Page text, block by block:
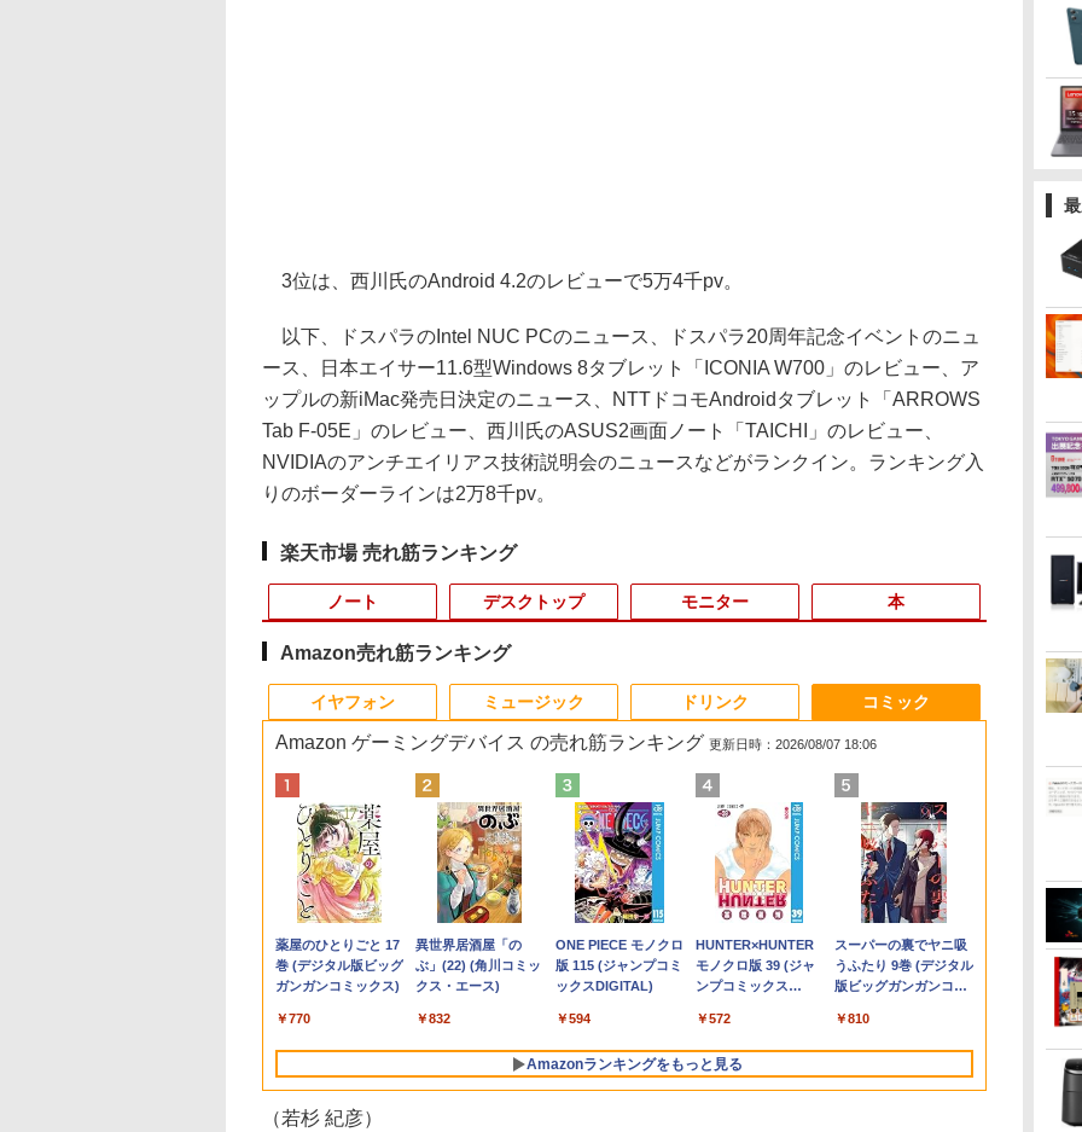
3位は、西川氏のAndroid 4.2のレビューで5万4千pv。
以下、ドスパラのIntel NUC PCのニュース、ドスパラ20周年記念イベントのニュ
ース、日本エイサー11.6型Windows 8タブレット「ICONIA W700」のレビュー、ア
ップルの新iMac発売日決定のニュース、NTTドコモAndroidタブレット「ARROWS
Tab F-05E」のレビュー、西川氏のASUS2画面ノート「TAICHI」のレビュー、
NVIDIAのアンチエイリアス技術説明会のニュースなどがランクイン。ランキング入
りのボーダーラインは2万8千pv。
楽天市場 売れ筋ランキング
ノート
1
【即納】中古ノートパ
ソコン windows11
office付き 東芝 PB55
Intel 第6世代Core i3 初
心者向け メモリ4GB
SSD128GB 15.6インチ
HD テンキー付き ノー
トPC 日本語キーボー
ド コスパ
￥10,800
2
【大特価】中古 NEC
VersaPro VKM44X-A
PC-VKM44XZGA Core
i5 1145G7 第11世代
CPU メモリ8GB
SSD240GB 15インチ
HD Windows11Home
DVD 1年保証 レビュー
特典：WPS Office Bラ
ソコン エヌイーシー 中
古パソコン
￥19,800
3
ノートパソコン14イン
チ 極軽量約965g 富士
通 LIFEBOOK U748 高
性能第7世代Core i5-
リ最大16GB SSD1TB
薄い軽い FHD液晶
type-C WIFI
Bluetooth 中古ノート
5GWIFI Bluetooth最新
MicrosoftOffice2024
￥16,500
4
中古美品 15.6インチ
Fujitsu LIFEBOOK
A5510/D / Windows11/
超高性能 第10世代
爆速256GB-SSD/ カメ
ラ/ 無線Wi-Fi6/ Office
付き/ Win11【中古ノー
トパソコン 中古パソコ
無料 あす楽対応 即日
発送（Windows10も
【マラソン限定
30%OFF】中古 DELL
Inspiron 3501 P90F
Core i3 1005G1 第10
世代CPU メモリ12GB
SSD480GB 15インチ
フルHD Windows11
Home WEBカメラ 無
線LAN テンキー 1年保
ン ノートパソコン デ
￥39,800
最新OS対応
最大180日保
i3 第8世代｜
トパソコン
Windows11
｜中古ノー
15.6 テンキ
Microsoft
｜ノートパソ
Windows11
デスクトップ
1
中古パソコン | NEC |
Mate MKM30B-4 |
Windows11 | デスクト
ップ | 一年保証 | 第8世
代 | Core i5 8500
3.0(〜最大4.1)GHz |
MEM:8GB |
SSD:512GB(新品) |
DVD-ROM | 無線LAN:
￥18,000
2
富士通 ★中古パソコ
ン・Aランク
★FMVD38001
[ESPRIMO D588/T(i5-
8500 8GB SSD500GB
Win10Pro64)]
￥21,280
3
【★最大100%ポイン
ト】【新生活応援・
2026】【Office 2019
H&B】HP デスクトップ
ト/第8世代 Core i7/メモ
リ:8GB/16GB/32GB/SSD:256GB/512GB/1TB/DVD/USB
3.0/Wifi/無線キーボード
&マウス/USBメモ
ソコン/ ディスプレイ
￥49,800
4
「3500U/4300Uより速
い」 NiPoGi ミニpc
Ryzen Embedded
R2544初登場
可 mini pc
Windows11 Pro 動作
より高速 4K×3画面出
力 ミニパソコン
小型pc 豊富な端子
Type-C USB3.2 有線
★office搭載＼2年保証
／ minipc ミニPC デス
クトップパソコン パソ
コン 新品 Office付き
インテル Core i3-
2350M~i5-13500H i7-
10870H Windows11
SSD 256GB~1TB メモ
リ 8~16GB デスクトッ
ク 026
￥46,980
ス】GMKtec
AMD Ryzen
6コア12スレ
MAX5.0GHz
32GB/最大
Radeon
M.2 2280
LAN*2
pc
3画面出力
モニター
1
LED ライティングボー
ド 手書き 看板
60x80cm 結婚式 ウェ
ルカムボード カフェ
店頭ディスプレイ マー
カー付属 強化ガラス
光る パネル看板 メニ
ュー 案内板(1年保証
付)
￥6,500
2
【マラソンセール期間
中ポイント5倍】中古
モニター 23.8インチ
フルHD IPSパネル ノ
ングレア BenQ
GW2480 HDMI
DisplayPort VGA スピ
ーカー内蔵 ケーブル付
き 動作確認済み 30日
￥7,980
3
液晶モニター PCディ
スプレイ 23.8 24イン
チ 144Hz 1ms IPS フ
ルHD ノングレア 非光
HDMI VGA スピーカー
内蔵 ヘッドホン端子
VESA対応 テレワーク
在宅勤務 法人向け オ
￥9,999
4
モバイルモニター 15.6
インチ InnoView モバ
イルディスプレイ 自立
型 1920*1080 FHD ポー
パネル 薄型 軽量 持ち運
び 壁掛けに対応
Switch/PS3/PS4/PS5/Xbox
One/PC/スマ
HDMI対応【選べる種
類】タッチ/ケース付
DELL デル E2417H
LED液晶モニター 23.8
インチワイド ブラック
1920×1080 （フル
HD） 16:9 IPSパネル
LEDバックライト付 非
光沢 ノングレア 液晶
ディスプレイ ディスプ
レイポート VGA【中
￥5,300
ー 新品 フル
Series 3 Pro
21.45インチ
ー IPS 21.5
VESA 100Hz
HDMI VGA
Switch 3年
本
1
はじめての世界名作え
ほん あかいえほんの
おうち（1～40巻）
（0） [ 中脇 初枝 ]
￥26,400
2
漫画 いしぶみ 原爆
が落ちてくるとき、ぼ
くらは空を見ていた
（一般書 511） [ 広島
テレビ放送編『いしぶ
み』 ]
￥1,650
3
日本創世史
￥2,728
4
JAFルートマップ全日
本2026拡大版 [ JAFメ
ディアワークス ]
ちいかわカレンダー
2027 [ ナガノ ]
￥1,980
ティブ英語
ブレット・
Amazon売れ筋ランキング
イヤフォン
Anker Soundcore
P40i ブラック
Anker Soundcore
P31i ブラック
￥5,990
Anker Soundcore
Liberty 5 ミッドナイ
トブラック
￥14,990
【2026年アップグレ
ード版】AOKIMI ワ
イヤレスイヤホン
V12 小型軽量 ブルー
トゥースHi-Fi 最大
36時間再生 ぶるーと
ゅーす コードレス
￥1,964
Xiaomi シャオミ
REDMI Buds 8 Lite ワ
イヤレスイヤホン
キャンセリング ANC
36時間再生
￥3,480
ミュージック
BRUCE WAYNE feat.
Flo Milli, ATL Jacob
[Explicit]
￥250
BRUCE WAYNE feat.
Flo Milli, ATL Jacob
[Explicit]
￥250
On My Road
(Stadium ver.)
￥250
On My Road
(Stadium ver.)
￥250
BUGS LIFE
￥250
ドリンク
【Amazon.co.jp限
定】 い・ろ・は・す
2L PET ラベルレス
￥1,112
by Amazon 天然水
ラベルレス 500ml
×24本 富士山の天然
ミネラルウォーター
ペットボトル 静岡県
産 500ミリリットル
(Smart Basic)
￥1,380
by Amazon 天然水
ラベルレス 2L×9本
￥1,117
by Amazon 炭酸水
ラベルレス 500ml
×24本 強炭酸水 ペッ
ットル (Smart
Basic)
￥1,625
コカ・コーラ やかんの
麦茶 from 爽健美茶 ラ
ベルレス
￥2,009
コミック
Amazon ゲーミングデバイス の売れ筋ランキング 更新日時：2026/08/07 18:06
薬屋のひとりごと 17
巻 (デジタル版ビッグ
ガンガンコミックス)
￥770
異世界居酒屋「の
ぶ」(22) (角川コミッ
クス・エース)
￥832
ONE PIECE モノクロ
版 115 (ジャンプコミ
ックスDIGITAL)
￥594
HUNTER×HUNTER
モノクロ版 39 (ジャ
ンプコミックス
￥572
スーパーの裏でヤニ吸
うふたり 9巻 (デジタル
版ビッグガンガンコミ
￥810
Amazonランキングをもっと見る
（若杉 紀彦）